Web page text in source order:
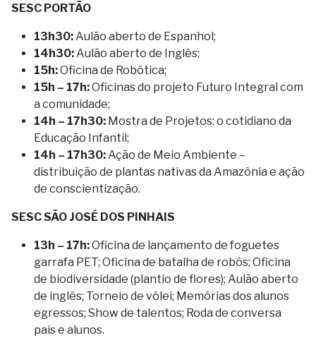
SESC PORTÃO
13h30: Aulão aberto de Espanhol;
14h30: Aulão aberto de Inglês;
15h:Oficina de Robótica;
15h – 17h:Oficinas do projeto Futuro Integral com
a comunidade;
14h – 17h30: Mostra de Projetos: o cotidiano da
Educação Infantil;
14h – 17h30: Ação de Meio Ambiente –
distribuição de plantas nativas da Amazônia e ação
de conscientização.
SESC SÃO JOSÉ DOS PINHAIS
13h – 17h:Oficina de lançamento de foguetes
garrafa PET; Oficina de batalha de robôs; Oficina
de biodiversidade (plantio de flores); Aulão aberto
de inglês; Torneio de vôlei; Memórias dos alunos
egressos; Show de talentos; Roda de conversa
pais e alunos.